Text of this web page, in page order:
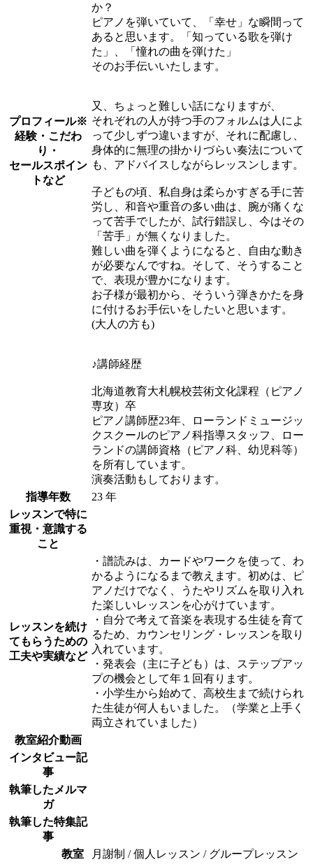
プロフィール※
経験・こだわ
り・
セールスポイン
トなど
か？
ピアノを弾いていて、「幸せ」な瞬間って
あると思います。「知っている歌を弾け
た」、「憧れの曲を弾けた」
そのお手伝いいたします。
又、ちょっと難しい話になりますが、
それぞれの人が持つ手のフォルムは人によ
って少しずつ違いますが、それに配慮し、
身体的に無理の掛かりづらい奏法について
も、アドバイスしながらレッスンします。
子どもの頃、私自身は柔らかすぎる手に苦
労し、和音や重音の多い曲は、腕が痛くな
って苦手でしたが、試行錯誤し、今はその
「苦手」が無くなりました。
難しい曲を弾くようになると、自由な動き
が必要なんですね。そして、そうすること
で、表現が豊かになります。
お子様が最初から、そういう弾きかたを身
に付けるお手伝いをしたいと思います。
(大人の方も)
♪講師経歴
北海道教育大札幌校芸術文化課程（ピアノ
専攻）卒
ピアノ講師歴23年、ローランドミュージッ
クスクールのピアノ科指導スタッフ、ロー
ランドの講師資格（ピアノ科、幼児科等）
を所有しています。
演奏活動もしております。
指導年数
23 年
レッスンで特に
重視・意識する
こと
レッスンを続け
てもらうための
工夫や実績など
・譜読みは、カードやワークを使って、わ
かるようになるまで教えます。初めは、ピ
アノだけでなく、うたやリズムを取り入れ
た楽しいレッスンを心がけています。
・自分で考えて音楽を表現する生徒を育て
るため、カウンセリング・レッスンを取り
入れています。
・発表会（主に子ども）は、ステップアッ
プの機会として年１回有ります。
・小学生から始めて、高校生まで続けられ
た生徒が何人もいました。（学業と上手く
両立されていました）
教室紹介動画
インタビュー記
事
執筆したメルマ
ガ
執筆した特集記
事
教室
月謝制 / 個人レッスン / グループレッスン